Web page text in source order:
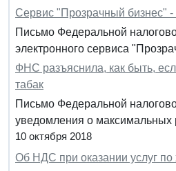
Сервис "Прозрачный бизнес"
Письмо Федеральной
электронного сервиса
ФНС разъяснила, как быть,
табак
Письмо Федеральной
уведомления о максимальных
10 октября 2018
Об НДС при оказании услуг